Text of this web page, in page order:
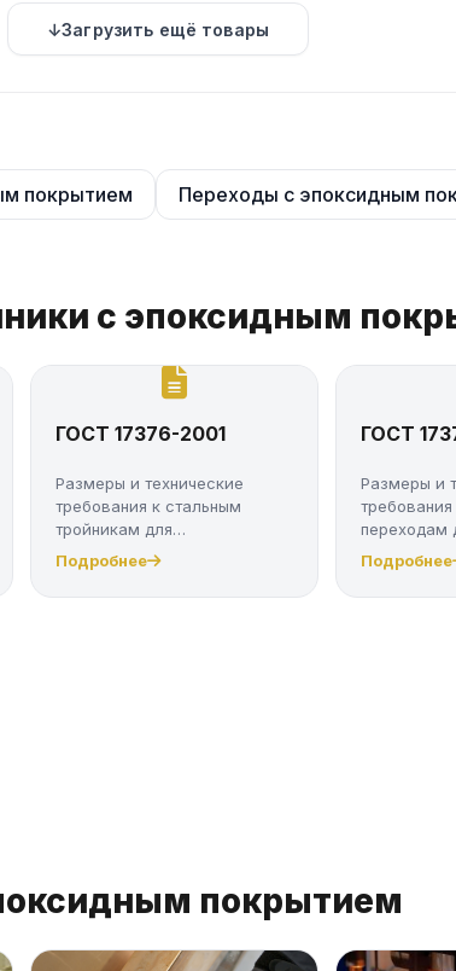
Загрузить ещё товары
покрытием Переходы с эпоксидным
с эпоксидным
ГОСТ 17376-2001
Размеры и технические
требования к стальным
тройникам для
трубопроводов
Подробнее
ГОСТ
Размеры и
переходам
Подробнее
покрытием